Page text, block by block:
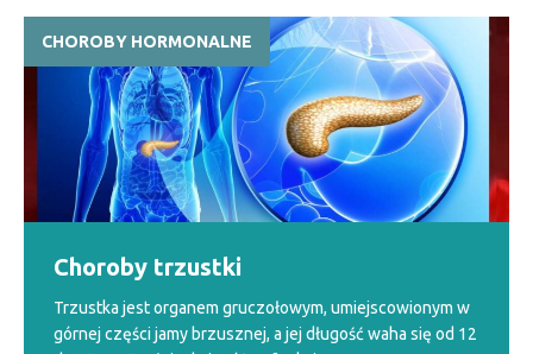
CHOROBY HORMONALNE
Choroby trzustki
Trzustka jest organem gruczołowym, umiejscowionym w
górnej części jamy brzusznej, a jej długość waha się od 12